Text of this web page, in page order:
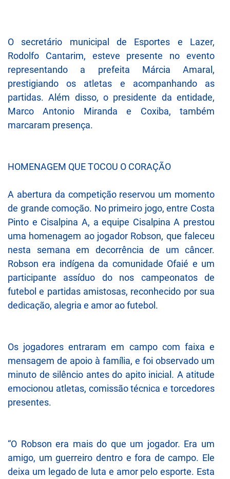
O secretário municipal de Esportes e Lazer,
Rodolfo Cantarim, esteve presente no evento
representando a prefeita Márcia Amaral,
prestigiando os atletas e acompanhando as
partidas. Além disso, o presidente da entidade,
Marco Antonio Miranda e Coxiba, também
marcaram presença.
HOMENAGEM QUE TOCOU O CORAÇÃO
A abertura da competição reservou um momento
de grande comoção. No primeiro jogo, entre Costa
Pinto e Cisalpina A, a equipe Cisalpina A prestou
uma homenagem ao jogador Robson, que faleceu
nesta semana em decorrência de um câncer.
Robson era indígena da comunidade Ofaié e um
participante assíduo do nos campeonatos de
futebol e partidas amistosas, reconhecido por sua
dedicação, alegria e amor ao futebol.
Os jogadores entraram em campo com faixa e
mensagem de apoio à família, e foi observado um
minuto de silêncio antes do apito inicial. A atitude
emocionou atletas, comissão técnica e torcedores
presentes.
“O Robson era mais do que um jogador. Era um
amigo, um guerreiro dentro e fora de campo. Ele
deixa um legado de luta e amor pelo esporte. Esta